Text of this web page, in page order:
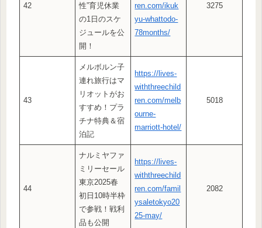
42
性”育児休業
の1日のスケ
ジュールを公
開！
ren.com/ikuk
yu-whattodo-
78months/
3275
43
メルボルン子
連れ旅行はマ
リオットがお
すすめ！プラ
チナ特典＆宿
泊記
https://lives-
withthreechild
ren.com/melb
ourne-
marriott-hotel/
5018
44
ナルミヤファ
ミリーセール
東京2025春
初日10時半枠
で参戦！戦利
品も公開
https://lives-
withthreechild
ren.com/famil
ysaletokyo20
25-may/
2082